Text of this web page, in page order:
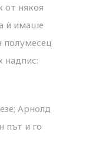
от някоя
ѝ имаше
полумесец
надпис:
Арнолд
път и го